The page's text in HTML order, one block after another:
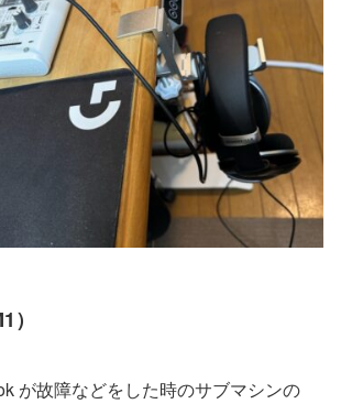
が故障などをした時のサブマシンの